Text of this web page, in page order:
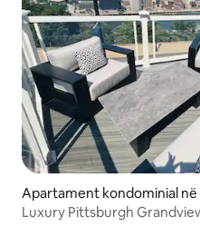
Apartament kondominial në
Luxury Pittsburgh